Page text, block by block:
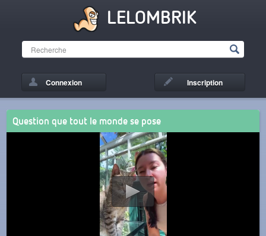
LELOMBRIK
Connexion Inscription
Question que tout le monde se pose